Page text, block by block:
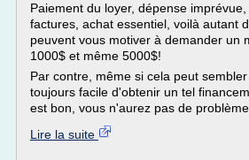
Paiement du loyer, dépense
factures, achat essentiel, voilà autant
peuvent vous motiver à demander un
1000$ et même 5000$!
Par contre, même si cela peut
toujours facile d'obtenir un tel
est bon, vous n'aurez pas de
Lire la suite